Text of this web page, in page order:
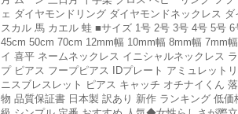
ェ ダイヤモンドリング ダイヤモンドネックレス
スカル 馬 カエル 蛙 ■サイズ 1号 2号 3号 4号 5号
45cm 50cm 70cm 12mm幅 10mm幅 8mm幅 7mm
イ 喜平 ネームネックレス イニシャルネックレス
プ ピアス フープピアス IDプレート アミュレット
ニスブレスレット ピアス キャッチ オチナイくん
物 品質保証書 日本製 訳あり 新作 ランキング 低